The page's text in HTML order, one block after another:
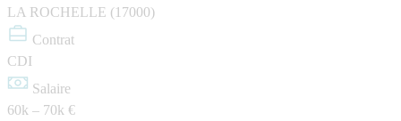
LA ROCHELLE (17000)
Contrat
CDI
Salaire
60k – 70k €